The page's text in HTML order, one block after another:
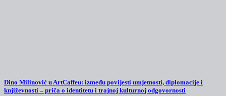
Dino Milinović u ArtCaffeu: između povijesti umjetnosti, diplomacije i
književnosti – priča o identitetu i trajnoj kulturnoj odgovornosti